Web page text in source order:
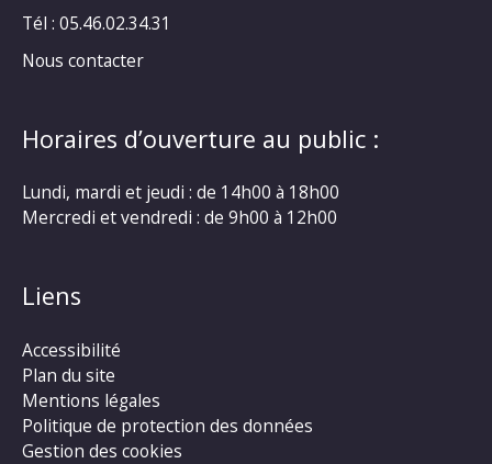
Tél : 05.46.02.34.31
Nous contacter
Horaires d’ouverture au public :
Lundi, mardi et jeudi : de 14h00 à 18h00
Mercredi et vendredi : de 9h00 à 12h00
Liens
Accessibilité
Plan du site
Mentions légales
Politique de protection des données
Gestion des cookies